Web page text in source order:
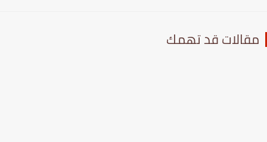
قد تهمك